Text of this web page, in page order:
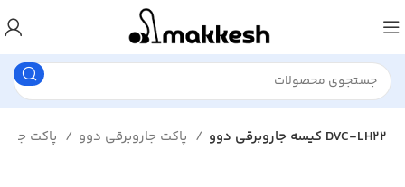
کیسه جاروبرقی دوو DVC-LH22